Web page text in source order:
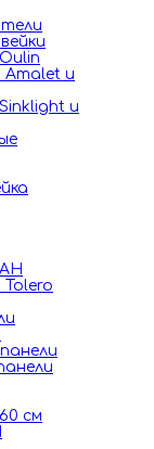
Amalet и
и
Tolero
см